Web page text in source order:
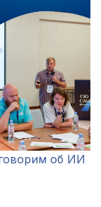
об ИИ